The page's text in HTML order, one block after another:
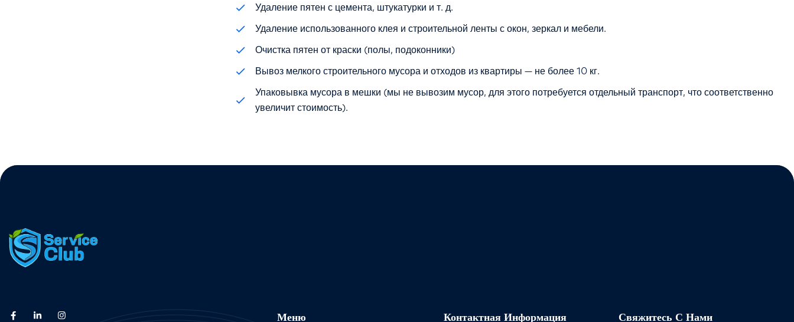
Удаление пятен с цемента, штукатурки и т. д.
Удаление использованного клея и строительной ленты с окон, зеркал и мебели.
Очистка пятен от краски (полы, подоконники)
Вывоз мелкого строительного мусора и отходов из квартиры — не более 10 кг.
Упаковывка мусора в мешки (мы не вывозим мусор, для этого потребуется отдельный транспорт, что соответственно
увеличит стоимость).
Меню Контактная Информация Свяжитесь С Нами